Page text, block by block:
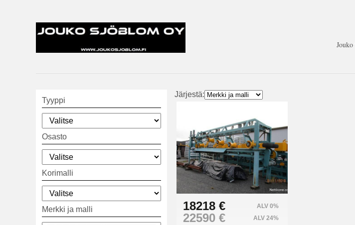
Tyyppi
Osasto
Korimalli
Merkki ja malli
Järjestä:
18218 € ALV 0%
22590 € ALV 24%